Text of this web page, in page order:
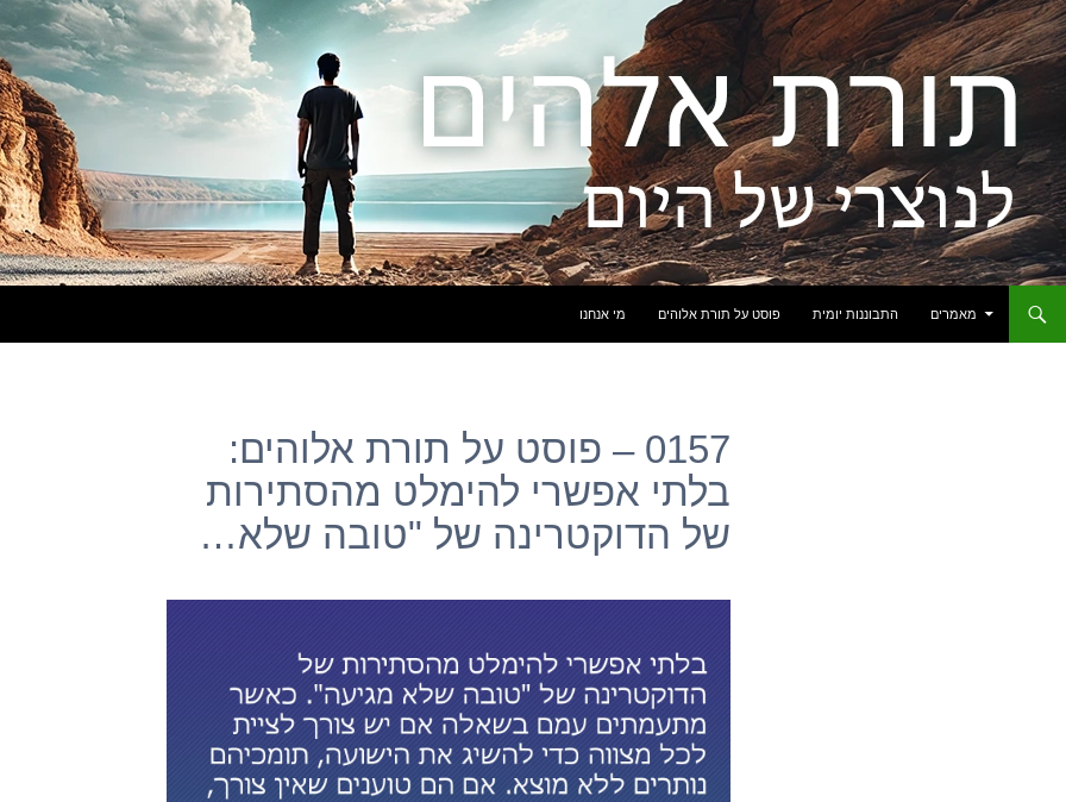
מאמרים
התבוננות יומית פוסט על תורת אלוהים מי אנחנו
0157 – פוסט על תורת אלוהים:
בלתי אפשרי להימלט מהסתירות
של הדוקטרינה של "טובה שלא…